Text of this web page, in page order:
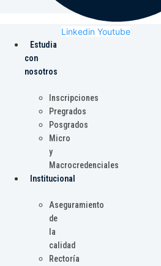
Linkedin Youtube
Estudia
con
nosotros
Inscripciones
Pregrados
Posgrados
Micro
y
Macrocredenciales
Institucional
Aseguramiento
de
la
calidad
Rectoría